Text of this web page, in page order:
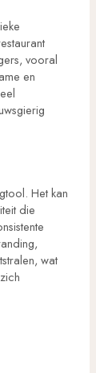
vooral
en
Het kan
die
wat